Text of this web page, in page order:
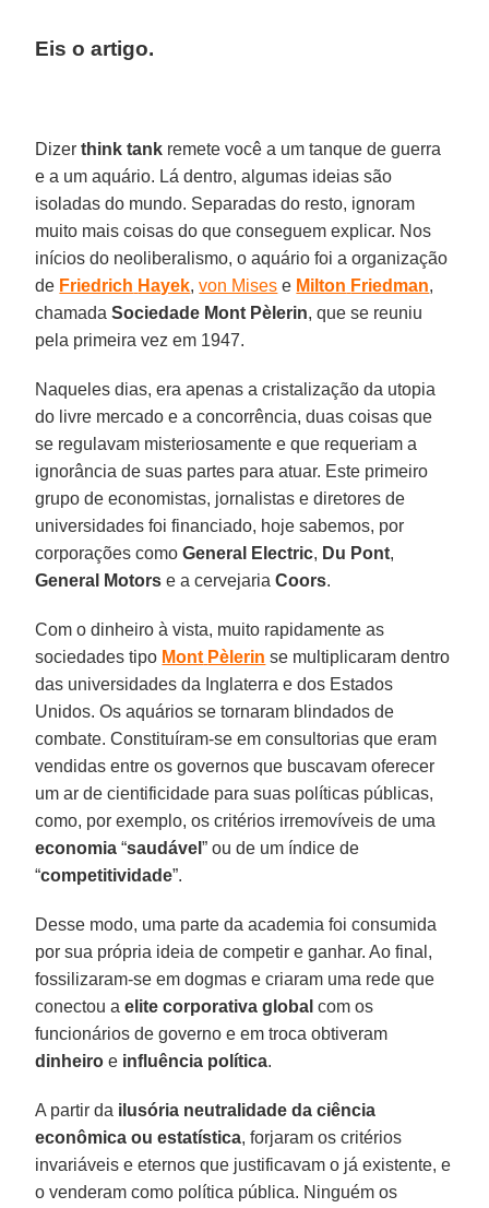
Eis o artigo.
Dizerthink tank remete você a um tanque de guerra
e a um aquário. Lá dentro, algumas ideias são
isoladas do mundo. Separadas do resto, ignoram
muito mais coisas do que conseguem explicar. Nos
inícios do neoliberalismo, o aquário foi a organização
de Friedrich Hayek,von Mises e Milton Friedman,
chamadaSociedade Mont Pèlerin, que se reuniu
pela primeira vez em 1947.
Naqueles dias, era apenas a cristalização da utopia
do livre mercado e a concorrência, duas coisas que
se regulavam misteriosamente e que requeriam a
ignorância de suas partes para atuar. Este primeiro
grupo de economistas, jornalistas e diretores de
universidades foi financiado, hoje sabemos, por
corporações comoGeneral Electric, Du Pont,
General
Motors e a cervejariaCoors.
Com o dinheiro à vista, muito rapidamente as
sociedades tipo Mont Pèlerin se multiplicaram dentro
das universidades da Inglaterra e dos Estados
Unidos. Os aquários se tornaram blindados de
combate. Constituíram-se em consultorias que eram
vendidas entre os governos que buscavam oferecer
um ar de cientificidade para suas políticas públicas,
como, por exemplo, os critérios irremovíveis de uma
economia “saudável” ou de um índice de
“competitividade”.
Desse modo, uma parte da academia foi consumida
por sua própria ideia de competir e ganhar. Ao final,
fossilizaram-se em dogmas e criaram uma rede que
conectou aelite corporativa global com os
funcionários de governo e em troca obtiveram
dinheiro e influência política.
A partir da ilusória neutralidade da ciência
econômica ou estatística, forjaram os critérios
invariáveis e eternos que justificavam o já existente, e
o venderam como política pública. Ninguém os